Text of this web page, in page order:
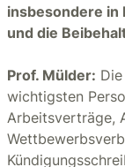
insbesondere in
und die
Prof. Mülder:
wichtigsten
Arbeitsverträge,